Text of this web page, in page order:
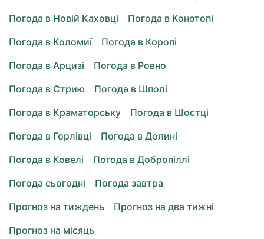
Погода в Новій Каховці
Погода в Конотопі
Погода в Коломиї
Погода в Коропі
Погода в Арцизі
Погода в Ровно
Погода в Стрию
Погода в Шполі
Погода в Краматорську
Погода в Шостці
Погода в Горлівці
Погода в Долині
Погода в Ковелі
Погода в Добропіллі
Погода сьогодні
Погода завтра
Прогноз на тиждень
Прогноз на два тижні
Прогноз на місяць